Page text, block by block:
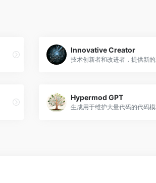
Innovative Creator
技术创新者和改进者，提供新的
Hypermod GPT
生成用于维护大量代码的代码模